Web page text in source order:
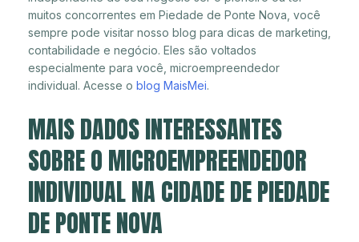
muitos concorrentes em Piedade de Ponte Nova, você
sempre pode visitar nosso blog para dicas de marketing,
contabilidade e negócio. Eles são voltados
especialmente para você, microempreendedor
individual. Acesse o blog MaisMei.
MAIS DADOS INTERESSANTES
SOBRE O MICROEMPREENDEDOR
INDIVIDUAL NA CIDADE DE PIEDADE
DE PONTE NOVA